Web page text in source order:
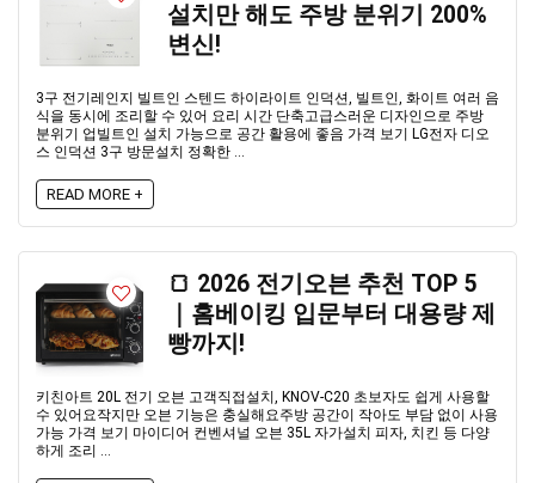
설치만 해도 주방 분위기 200%
변신!
3구 전기레인지 빌트인 스텐드 하이라이트 인덕션, 빌트인, 화이트 여러 음
식을 동시에 조리할 수 있어 요리 시간 단축고급스러운 디자인으로 주방
분위기 업빌트인 설치 가능으로 공간 활용에 좋음 가격 보기 LG전자 디오
스 인덕션 3구 방문설치 정확한 ...
READ MORE +
🍞 2026 전기오븐 추천 TOP 5
｜홈베이킹 입문부터 대용량 제
빵까지!
키친아트 20L 전기 오븐 고객직접설치, KNOV-C20 초보자도 쉽게 사용할
수 있어요작지만 오븐 기능은 충실해요주방 공간이 작아도 부담 없이 사용
가능 가격 보기 마이디어 컨벤셔널 오븐 35L 자가설치 피자, 치킨 등 다양
하게 조리 ...